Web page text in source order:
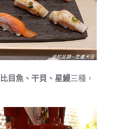
比目魚、干貝、星鰻三種，